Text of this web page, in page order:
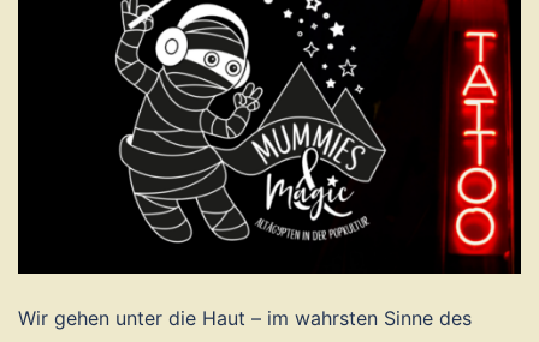
Wir gehen unter die Haut – im wahrsten Sinne des